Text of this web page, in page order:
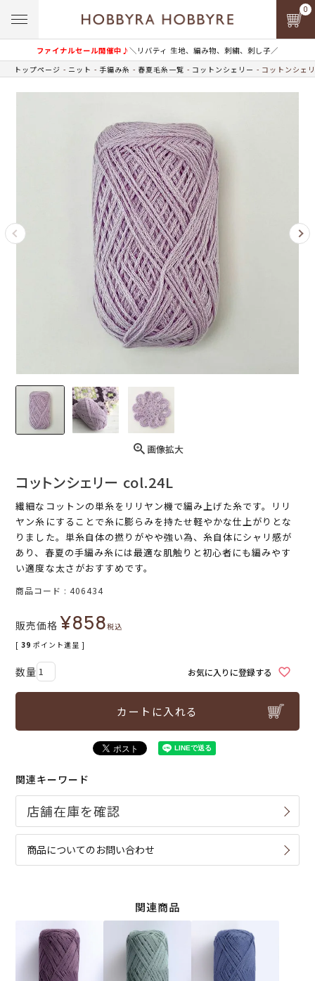
ファイナルセール開催中♪＼リバティ 生地、編み物、刺繍、刺し子／
0
トップページ ニット 手編み糸 春夏毛糸一覧 コットンシェリー コットンシェ
画像拡大
コットンシェリー col.24L
繊細なコットンの単糸をリリヤン機で編み上げた糸です。リリ
ヤン糸にすることで糸に膨らみを持たせ軽やかな仕上がりとな
りました。単糸自体の撚りがやや強い為、糸自体にシャリ感が
あり、春夏の手編み糸には最適な肌触りと初心者にも編みやす
い適度な太さがおすすめです。
商品コード 406434
販売価格 ¥858税込
[ 39 ポイント進呈 ]
お気に入りに登録する
カートに入れる
関連キーワード
商品についてのお問い合わせ
関連商品